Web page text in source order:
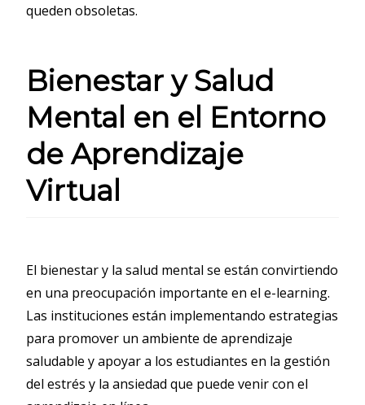
queden obsoletas.
Bienestar y Salud
Mental en el Entorno
de Aprendizaje
Virtual
El bienestar y la salud mental se están convirtiendo
en una preocupación importante en el e-learning.
Las instituciones están implementando estrategias
para promover un ambiente de aprendizaje
saludable y apoyar a los estudiantes en la gestión
del estrés y la ansiedad que puede venir con el